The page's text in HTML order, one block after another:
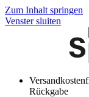
Zum Inhalt springen
Venster sluiten
Rückgabe